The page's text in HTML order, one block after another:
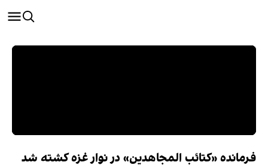
فرمانده «کتائب المجاهدین» در نوار غزه کشته شد